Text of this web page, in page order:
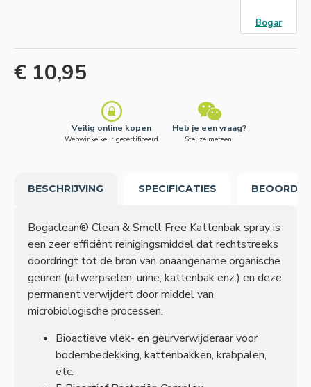
€ 10,95
Bogar
Veilig online kopen
Webwinkelkeur gecertificeerd
Heb je een vraag?
Stel ze meteen.
BESCHRIJVING SPECIFICATIES
Bogaclean® Clean & Smell Free Kattenbak spray is
een zeer efficiënt reinigingsmiddel dat rechtstreeks
doordringt tot de bron van onaangename organische
geuren (uitwerpselen, urine, kattenbak enz.) en deze
permanent verwijdert door middel van
microbiologische processen.
Bioactieve vlek- en geurverwijderaar voor
bodembedekking, kattenbakken, krabpalen,
etc.